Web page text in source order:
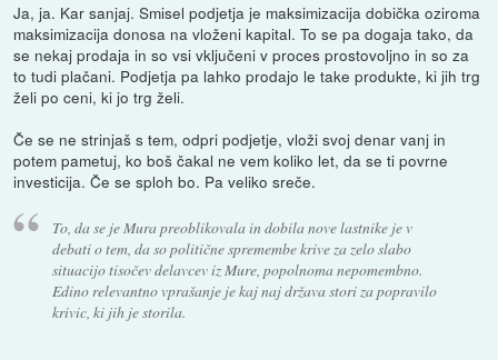
Ja, ja. Kar sanjaj. Smisel podjetja je maksimizacija dobička oziroma
maksimizacija donosa na vloženi kapital. To se pa dogaja tako, da
se nekaj prodaja in so vsi vključeni v proces prostovoljno in so za
to tudi plačani. Podjetja pa lahko prodajo le take produkte, ki jih trg
želi po ceni, ki jo trg želi.
Če se ne strinjaš s tem, odpri podjetje, vloži svoj denar vanj in
potem pametuj, ko boš čakal ne vem koliko let, da se ti povrne
investicija. Če se sploh bo. Pa veliko sreče.
To, da se je Mura preoblikovala in dobila nove lastnike je v
debati o tem, da so politične spremembe krive za zelo slabo
situacijo tisočev delavcev iz Mure, popolnoma nepomembno.
Edino relevantno vprašanje je kaj naj država stori za popravilo
krivic, ki jih je storila.